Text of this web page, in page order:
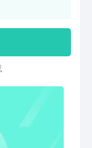
上的缝隙和炸